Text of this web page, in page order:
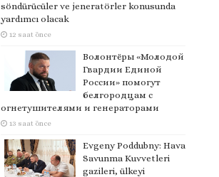
söndürücüler ve jeneratörler konusunda
yardımcı olacak
12 saat önce
Волонтёры «Молодой
Гвардии Единой
России» помогут
белгородцам с
огнетушителями и генераторами
13 saat önce
Evgeny Poddubny: Hava
Savunma Kuvvetleri
gazileri, ülkeyi